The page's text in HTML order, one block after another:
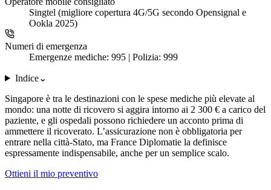
Singtel (migliore copertura 4G/5G secondo Opensignal e
Ookla 2025)
Numeri di emergenza
Emergenze mediche: 995 | Polizia: 999
Indice⌄
Singapore è tra le destinazioni con le spese mediche più elevate al
mondo: una notte di ricovero si aggira intorno ai 2 300 € a carico del
paziente, e gli ospedali possono richiedere un acconto prima di
ammettere il ricoverato. L’assicurazione non è obbligatoria per
entrare nella città-Stato, ma France Diplomatie la definisce
espressamente indispensabile, anche per un semplice scalo.
Ottieni il mio preventivo